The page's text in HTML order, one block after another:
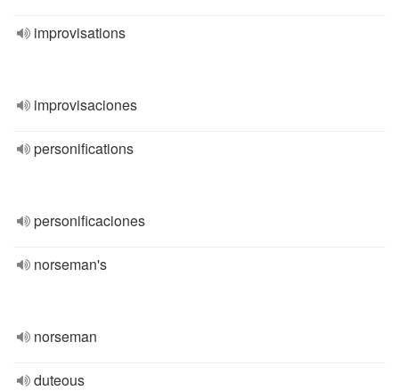
improvisations
improvisaciones
personifications
personificaciones
norseman's
norseman
duteous